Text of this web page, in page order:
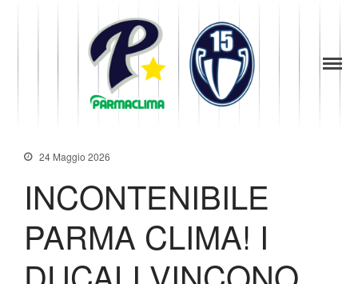
Diventa Socio
Codice di Condotta
Maglie Ritirate
24 Maggio 2026
INCONTENIBILE
PARMA CLIMA! I